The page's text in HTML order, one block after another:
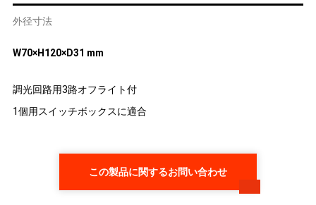
外径寸法
W70×H120×D31 mm
調光回路用3路オフライト付
1個用スイッチボックスに適合
この製品に関するお問い合わせ